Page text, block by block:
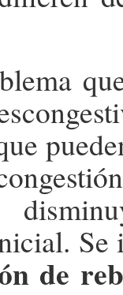
Se
de